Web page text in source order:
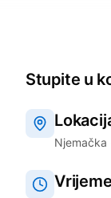
Stupite u
Njemačka